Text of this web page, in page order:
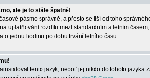
ale je to stále špatně!
pásmo správně, a přesto se liší od toho
uplatňování rozdílu mezi standardním a letním
o jednu hodinu po dobu trvání letního času.
tento jazyk, neboť jej nikdo do tohoto jazyka